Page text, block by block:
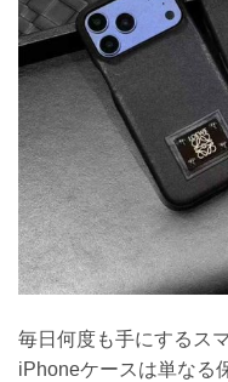
毎日何度も手にするス
iPhoneケースは単なる